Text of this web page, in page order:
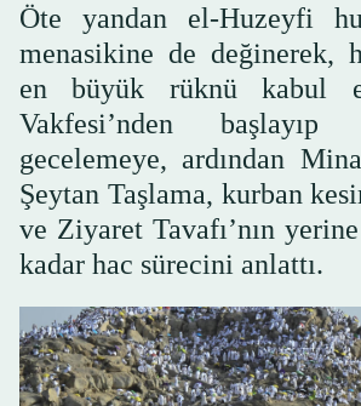
Öte yandan el-Huzeyfi
menasikine de değinerek,
en büyük rüknü kabul
Vakfesi’nden başlayıp
gecelemeye, ardından
Şeytan Taşlama, kurban
ve Ziyaret Tavafı’nın
kadar hac sürecini anlattı.